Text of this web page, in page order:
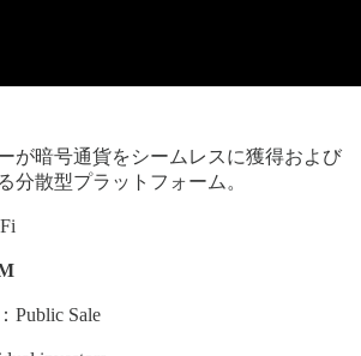
が暗号通貨をシームレスに獲得および
分散型プラットフォーム。
：Public Sale